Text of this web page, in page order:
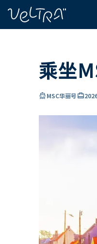
乘坐
directions_boatMSC华丽号card_travel